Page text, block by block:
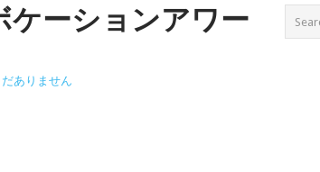
ーションアワー
ありません